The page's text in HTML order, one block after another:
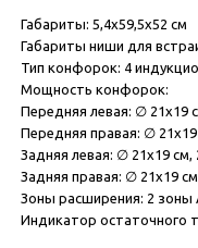
Габариты: 5,4х59,5х52 см
Габариты ниши для
Тип конфорок: 4
Мощность конфорок:
Передняя левая: ∅ 21x19
Передняя правая: ∅ 21x19
Задняя левая: ∅ 21x19 см,
Задняя правая: ∅ 21x19
Зоны расширения: 2 зоны
Индикатор остаточного